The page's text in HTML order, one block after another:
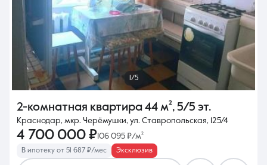
1/5
2-комнатная квартира 44 м², 5/5 эт.
Краснодар, мкр. Черёмушки, ул. Ставропольская, 125/4
4 700 000 ₽ 106 095 ₽/м²
В ипотеку от 51 687 ₽/мес Эксклюзив